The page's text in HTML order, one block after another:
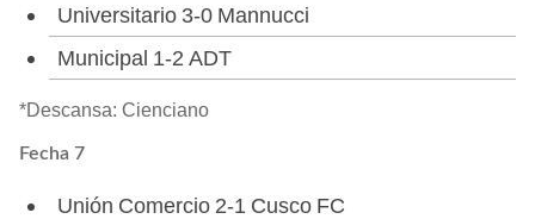
Universitario 3-0 Mannucci
Municipal 1-2 ADT
*Descansa: Cienciano
Fecha 7
Unión Comercio 2-1 Cusco FC